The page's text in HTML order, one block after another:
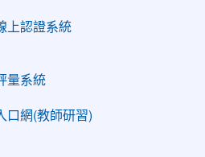
上認證系統
量系統
口網(教師研習)